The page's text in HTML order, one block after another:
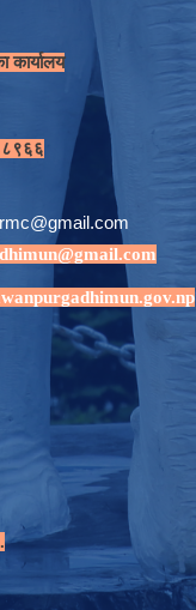
कार्यालय